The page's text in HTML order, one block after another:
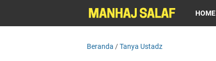
HOME
Beranda /Tanya Ustadz